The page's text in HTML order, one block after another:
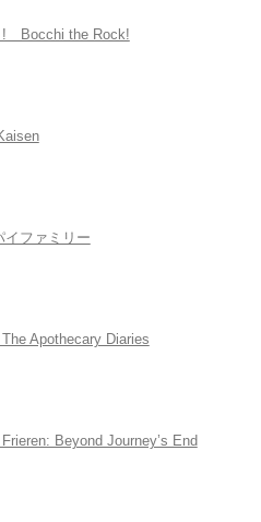
! Bocchi the Rock!
ファミリー
Apothecary Diaries
Beyond Journey’s End